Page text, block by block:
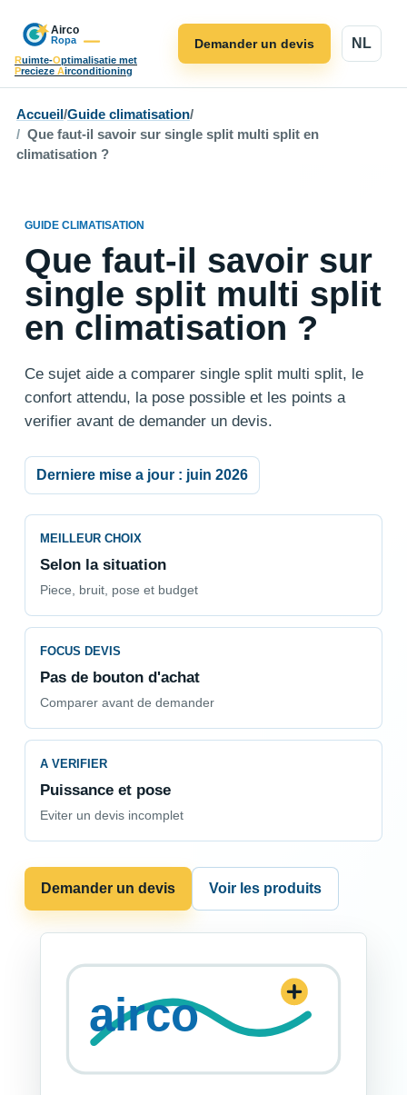
Ruimte-Optimalisatie met
Precieze Airconditioning
NL
Demander un devis
Accueil /Guide climatisation/
Que faut-il savoir sur single split multi split en
climatisation ?
GUIDE CLIMATISATION
Que faut-il savoir sur
single split multi split
en climatisation ?
Ce sujet aide a comparer single split multi split, le
confort attendu, la pose possible et les points a
verifier avant de demander un devis.
Derniere mise a jour : juin 2026
MEILLEUR CHOIX
Selon la situation
Piece, bruit, pose et budget
FOCUS DEVIS
Pas de bouton d'achat
Comparer avant de demander
A VERIFIER
Puissance et pose
Eviter un devis incomplet
Demander un devis Voir les produits